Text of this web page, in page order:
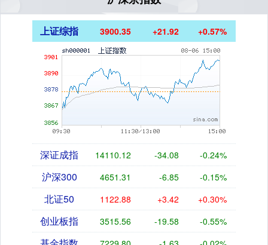
上证综指 3900.35 +21.92 +0.57%
深证成指 14110.12 -34.08 -0.24%
沪深300 4651.31 -6.85 -0.15%
北证50 1122.88 +3.42 +0.30%
创业板指 3515.56 -19.58 -0.55%